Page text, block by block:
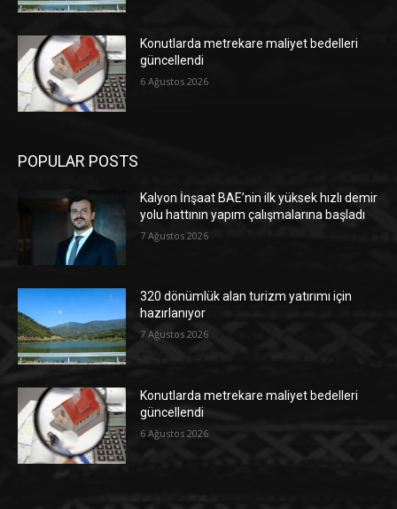
Konutlarda metrekare maliyet bedelleri
güncellendi
6 Ağustos 2026
POPULAR POSTS
Kalyon İnşaat BAE’nin ilk yüksek hızlı demir
yolu hattının yapım çalışmalarına başladı
7 Ağustos 2026
320 dönümlük alan turizm yatırımı için
hazırlanıyor
7 Ağustos 2026
Konutlarda metrekare maliyet bedelleri
güncellendi
6 Ağustos 2026